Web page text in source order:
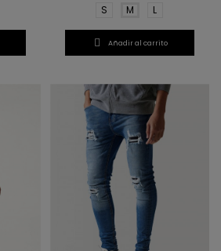
S M L
 Añadir al carrito